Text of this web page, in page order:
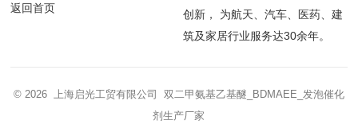
返回首页
创新， 为航天、汽车、医药、建
筑及家居行业服务达30余年。
© 2026 上海启光工贸有限公司 双二甲氨基乙基醚_BDMAEE_发泡催化
剂生产厂家